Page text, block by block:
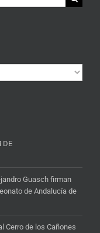
DE
Guasch firman
de Andalucía de
Cerro de los Cañones